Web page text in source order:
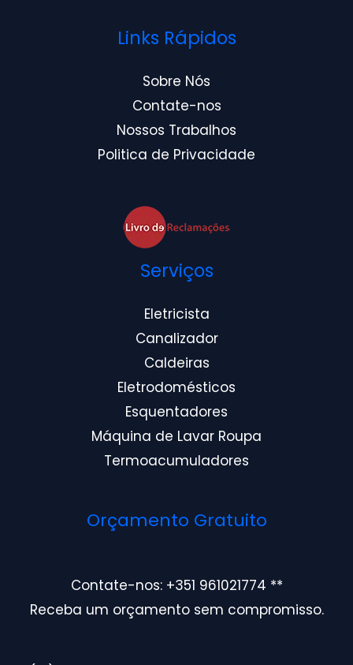
Links Rápidos
Sobre Nós
Contate-nos
Nossos Trabalhos
Politica de Privacidade
Serviços
Eletricista
Canalizador
Caldeiras
Eletrodomésticos
Esquentadores
Máquina de Lavar Roupa
Termoacumuladores
Orçamento Gratuito
Contate-nos: +351 961021774 **
Receba um orçamento sem compromisso.